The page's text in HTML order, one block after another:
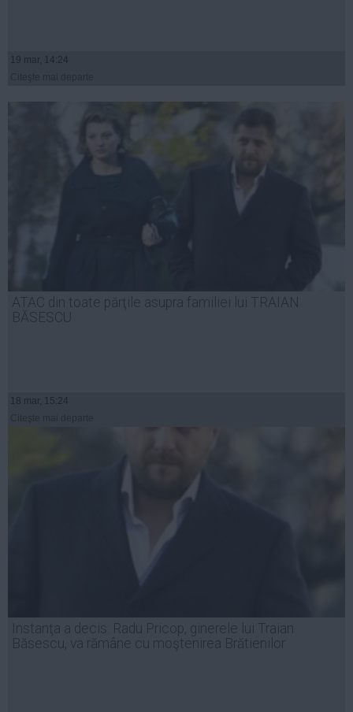
19 mar, 14:24
ATAC din toate părţile asupra familiei lui TRAIAN
BĂSESCU
18 mar, 15:24
Instanţa a decis: Radu Pricop, ginerele lui Traian
Băsescu, va rămâne cu moştenirea Brătienilor